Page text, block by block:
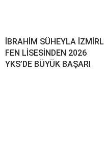
İBRAHİM SÜHEYLA İZMİRLİ
FEN LİSESİNDEN 2026
YKS’DE BÜYÜK BAŞARI